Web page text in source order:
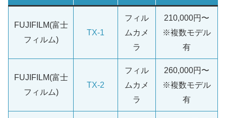
FUJIFILM(富士
フィルム)
TX-1
フィル
ムカメ
ラ
210,000円〜
※複数モデル
有
FUJIFILM(富士
フィルム)
TX-2
フィル
ムカメ
ラ
260,000円〜
※複数モデル
有